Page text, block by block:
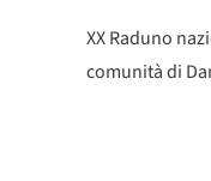
XX Raduno
comunità di